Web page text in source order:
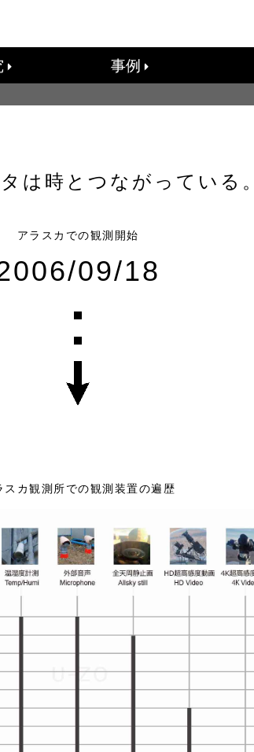
事例
は時とつながっている。
アラスカでの観測開始
09/18
スカ観測所での観測装置の遍歴